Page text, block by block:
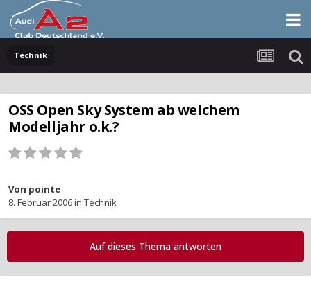
Technik
OSS Open Sky System ab welchem
Modelljahr o.k.?
Von pointe
8. Februar 2006in Technik
Auf dieses Thema antworten